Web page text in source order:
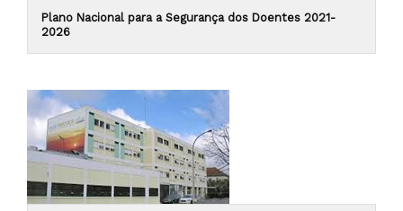
Plano Nacional para a Segurança dos Doentes 2021-
2026